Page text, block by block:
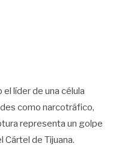
el líder de una célula
como narcotráfico,
representa un golpe
de Tijuana.